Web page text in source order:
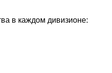
в каждом дивизионе: